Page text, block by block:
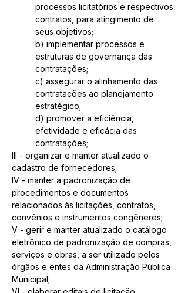
processos licitatórios e respectivos
contratos, para atingimento de
seus objetivos;
b) implementar processos e
estruturas de governança das
contratações;
c) assegurar o alinhamento das
contratações ao planejamento
estratégico;
d) promover a eficiência,
efetividade e eficácia das
contratações;
III - organizar e manter atualizado o
cadastro de fornecedores;
IV - manter a padronização de
procedimentos e documentos
relacionados às licitações, contratos,
convênios e instrumentos congêneres;
V - gerir e manter atualizado o catálogo
eletrônico de padronização de compras,
serviços e obras, a ser utilizado pelos
órgãos e entes da Administração Pública
Municipal;